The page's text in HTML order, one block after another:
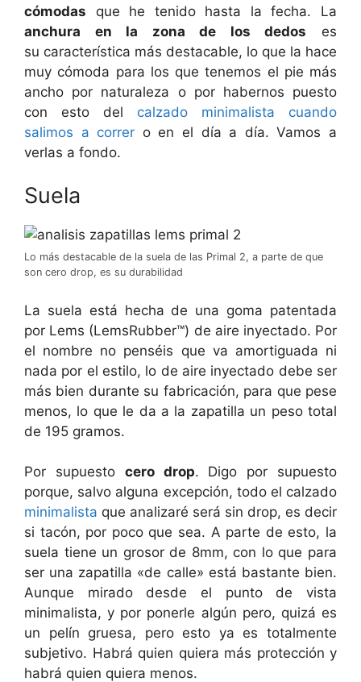
cómodas que he tenido hasta la fecha. La
anchura en la zona de los dedos es
su característica más destacable, lo que la hace
muy cómoda para los que tenemos el pie más
ancho por naturaleza o por habernos puesto
con esto del calzado minimalista cuando
salimos a correr o en el día a día. Vamos a
verlas a fondo.
Suela
Lo más destacable de la suela de las Primal 2, a parte de que
son cero drop, es su durabilidad
La suela está hecha de una goma patentada
por Lems (LemsRubber™) de aire inyectado. Por
el nombre no penséis que va amortiguada ni
nada por el estilo, lo de aire inyectado debe ser
más bien durante su fabricación, para que pese
menos, lo que le da a la zapatilla un peso total
de 195 gramos.
Por supuesto cero drop. Digo por supuesto
porque, salvo alguna excepción, todo el calzado
minimalista que analizaré será sin drop, es decir
si tacón, por poco que sea. A parte de esto, la
suela tiene un grosor de 8mm, con lo que para
ser una zapatilla «de calle» está bastante bien.
Aunque mirado desde el punto de vista
minimalista, y por ponerle algún pero, quizá es
un pelín gruesa, pero esto ya es totalmente
subjetivo. Habrá quien quiera más protección y
habrá quien quiera menos.